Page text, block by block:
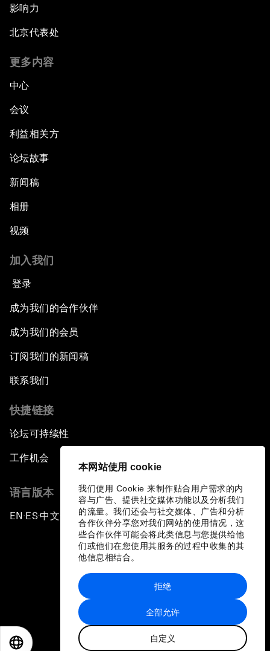
本网站使用 cookie
我们使用 Cookie 来制作贴合用户需求的内
容与广告、提供社交媒体功能以及分析我们
的流量。我们还会与社交媒体、广告和分析
合作伙伴分享您对我们网站的使用情况，这
些合作伙伴可能会将此类信息与您提供给他
们或他们在您使用其服务的过程中收集的其
他信息相结合。
全部允许
自定义
拒绝
影响力
北京代表处
更多内容
中心
会议
利益相关方
论坛故事
新闻稿
相册
视频
加入我们
登录
成为我们的合作伙伴
成为我们的会员
订阅我们的新闻稿
联系我们
快捷链接
论坛可持续性
工作机会
语言版本
EN ▪ES▪中文▪ 日本語
站点地图
世界经济论坛